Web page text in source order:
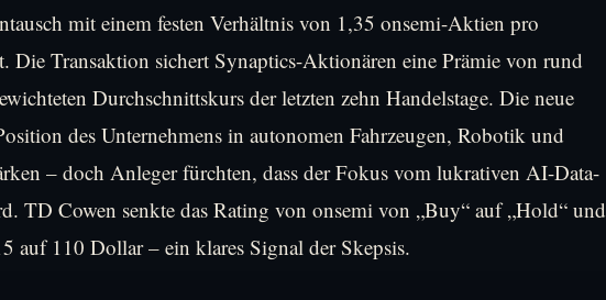
mit einem festen Verhältnis von 1,35 onsemi-Aktien pro
Die Transaktion sichert Synaptics-Aktionären eine Prämie von rund
Durchschnittskurs der letzten zehn Handelstage. Die neue
des Unternehmens in autonomen Fahrzeugen, Robotik und
– doch Anleger fürchten, dass der Fokus vom lukrativen AI-Data-
TD Cowen senkte das Rating von onsemi von „Buy“ auf „Hold“ und
auf 110 Dollar – ein klares Signal der Skepsis.